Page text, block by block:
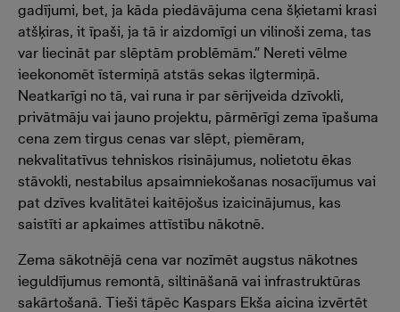
gadījumi, bet, ja kāda piedāvājuma cena šķietami krasi
atšķiras, it īpaši, ja tā ir aizdomīgi un vilinoši zema, tas
var liecināt par slēptām problēmām.” Nereti vēlme
ieekonomēt īstermiņā atstās sekas ilgtermiņā.
Neatkarīgi no tā, vai runa ir par sērijveida dzīvokli,
privātmāju vai jauno projektu, pārmērīgi zema īpašuma
cena zem tirgus cenas var slēpt, piemēram,
nekvalitatīvus tehniskos risinājumus, nolietotu ēkas
stāvokli, nestabilus apsaimniekošanas nosacījumus vai
pat dzīves kvalitātei kaitējošus izaicinājumus, kas
saistīti ar apkaimes attīstību nākotnē.
Zema sākotnējā cena var nozīmēt augstus nākotnes
ieguldījumus remontā, siltināšanā vai infrastruktūras
sakārtošanā. Tieši tāpēc Kaspars Ekša aicina izvērtēt